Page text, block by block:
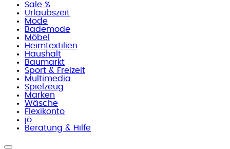
Sale %
Urlaubszeit
Mode
Bademode
Möbel
Heimtextilien
Haushalt
Baumarkt
Sport & Freizeit
Multimedia
Spielzeug
Marken
Wäsche
Flexikonto
jö
Beratung & Hilfe